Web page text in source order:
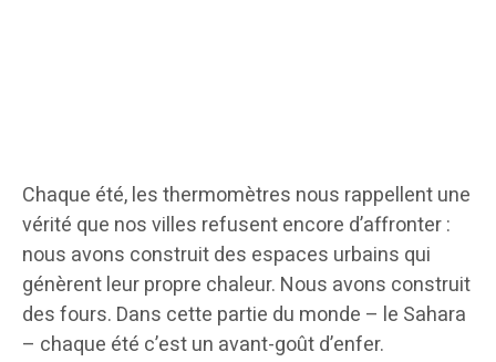
Chaque été, les thermomètres nous rappellent une
vérité que nos villes refusent encore d’affronter :
nous avons construit des espaces urbains qui
génèrent leur propre chaleur. Nous avons construit
des fours. Dans cette partie du monde – le Sahara
– chaque été c’est un avant-goût d’enfer.